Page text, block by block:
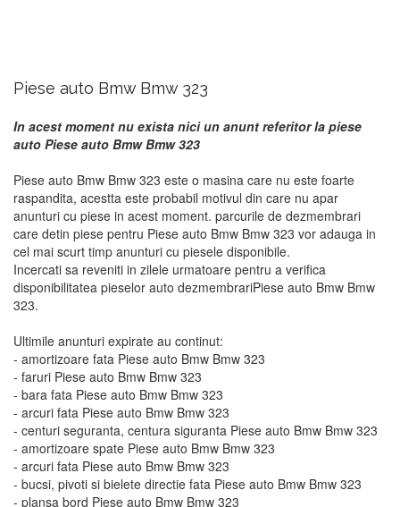
Piese auto Bmw Bmw 323
In acest moment nu exista nici un anunt referitor la piese
auto Piese auto Bmw Bmw 323
Piese auto Bmw Bmw 323 este o masina care nu este foarte
raspandita, acestta este probabil motivul din care nu apar
anunturi cu piese in acest moment. parcurile de dezmembrari
care detin piese pentru Piese auto Bmw Bmw 323 vor adauga in
cel mai scurt timp anunturi cu piesele disponibile.
Incercati sa reveniti in zilele urmatoare pentru a verifica
disponibilitatea pieselor auto dezmembrariPiese auto Bmw Bmw
323.
Ultimile anunturi expirate au continut:
- amortizoare fata Piese auto Bmw Bmw 323
- faruri Piese auto Bmw Bmw 323
- bara fata Piese auto Bmw Bmw 323
- arcuri fata Piese auto Bmw Bmw 323
- centuri seguranta, centura siguranta Piese auto Bmw Bmw 323
- amortizoare spate Piese auto Bmw Bmw 323
- arcuri fata Piese auto Bmw Bmw 323
- bucsi, pivoti si bielete directie fata Piese auto Bmw Bmw 323
- plansa bord Piese auto Bmw Bmw 323